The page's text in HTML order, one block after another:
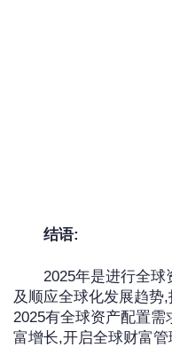
结语:
2025年是进行全
及顺应全球化发展趋势
2025有全球资产配置
富增长,开启全球财富管